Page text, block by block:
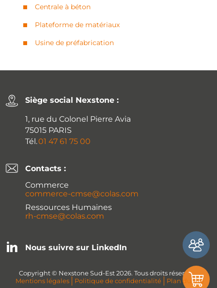
Centrale à béton
Plateforme de matériaux
Usine de préfabrication
Siège social Nexstone :
1, rue du Colonel Pierre Avia
75015 PARIS
Tél.01 47 61 75 00
Contacts :
Commerce
commerce-cmse@colas.com
Ressources Humaines
rh-cmse@colas.com
Nous suivre sur LinkedIn
Copyright © Nexstone Sud-Est 2026. Tous droits réservés -
Mentions légales
Politique de confidentialité Plan du site